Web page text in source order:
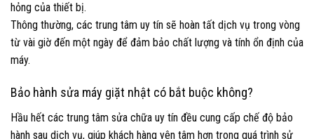
hỏng của thiết bị.
Thông thường, các trung tâm uy tín sẽ hoàn tất dịch vụ trong vòng
từ vài giờ đến một ngày để đảm bảo chất lượng và tính ổn định của
máy.
Bảo hành sửa máy giặt nhật có bắt buộc không?
Hầu hết các trung tâm sửa chữa uy tín đều cung cấp chế độ bảo
hành sau dịch vụ, giúp khách hàng yên tâm hơn trong quá trình sử